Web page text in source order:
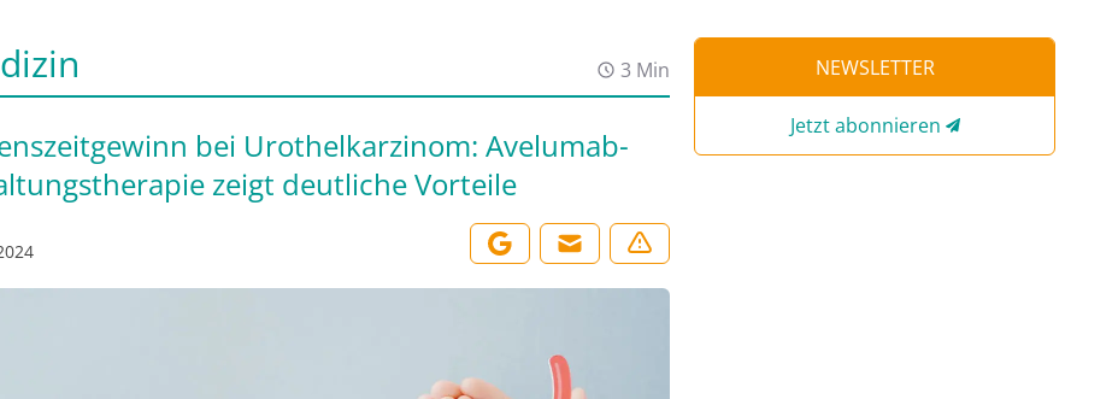
3 Min
bei Urothelkarzinom: Avelumab-
zeigt deutliche Vorteile
NEWSLETTER
Jetzt abonnieren